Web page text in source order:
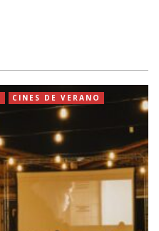
CINES DE VERANO